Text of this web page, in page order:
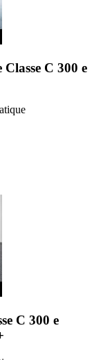
Classe C 300 e
C 300 e